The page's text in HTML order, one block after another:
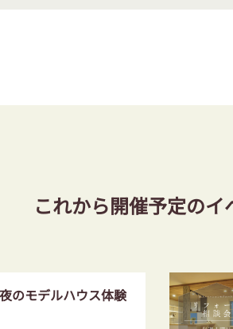
これから開催予定のイ
のモデルハウス体験